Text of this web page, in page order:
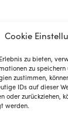
Cookie
zu bieten,
zu
zustimmen,
IDs auf dieser
oder zurückziehen,
werden.